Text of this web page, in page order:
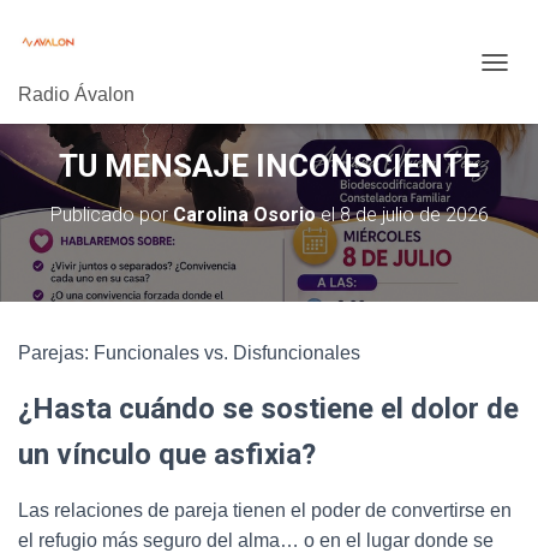
Radio Ávalon
M
B
A
R
A
V
C
TU MENSAJE INCONSCIENTE
Publicado porCarolina Osorioel8 de julio de 2026
Parejas: Funcionales vs. Disfuncionales
¿Hasta cuándo se sostiene el dolor de
un vínculo que asfixia?
Las relaciones de pareja tienen el poder de convertirse en
el refugio más seguro del alma… o en el lugar donde se